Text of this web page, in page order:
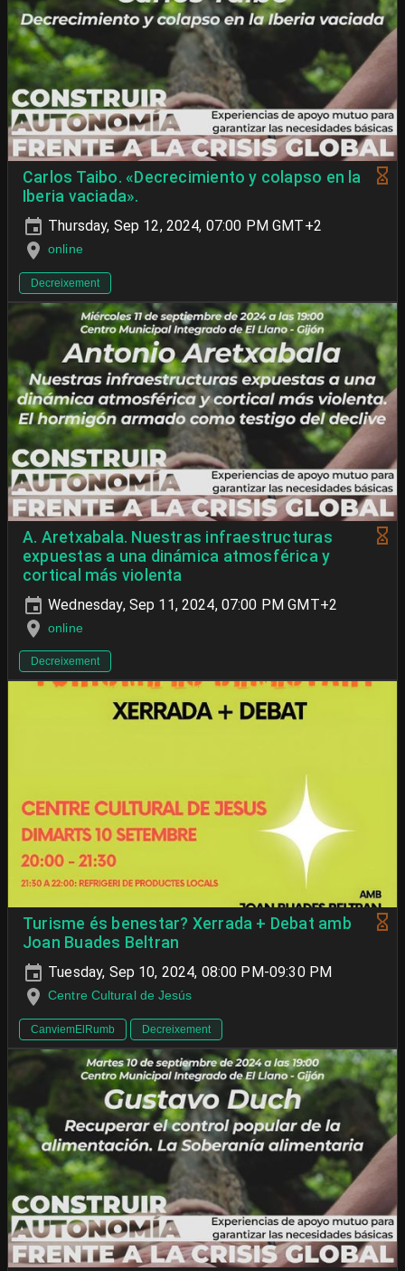
Carlos Taibo. «Decrecimiento y colapso en la
Iberia vaciada».
Thursday, Sep 12, 2024, 07:00 PM GMT+2
online
Decreixement
A. Aretxabala. Nuestras infraestructuras
expuestas a una dinámica atmosférica y
cortical más violenta
Wednesday, Sep 11, 2024, 07:00 PM GMT+2
online
Decreixement
Turisme és benestar? Xerrada + Debat amb
Joan Buades Beltran
Tuesday, Sep 10, 2024, 08:00 PM-09:30 PM
Centre Cultural de Jesús
CanviemElRumb Decreixement